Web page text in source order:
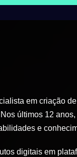
em criação
últimos 12
e
digitais em